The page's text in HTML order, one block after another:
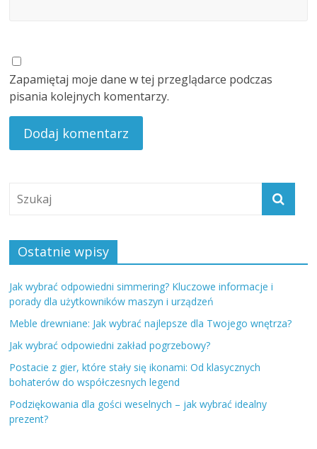
Zapamiętaj moje dane w tej przeglądarce podczas
pisania kolejnych komentarzy.
Ostatnie wpisy
Jak wybrać odpowiedni simmering? Kluczowe informacje i
porady dla użytkowników maszyn i urządzeń
Meble drewniane: Jak wybrać najlepsze dla Twojego wnętrza?
Jak wybrać odpowiedni zakład pogrzebowy?
Postacie z gier, które stały się ikonami: Od klasycznych
bohaterów do współczesnych legend
Podziękowania dla gości weselnych – jak wybrać idealny
prezent?